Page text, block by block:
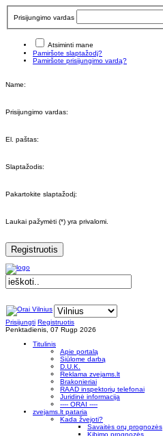
Prisijungimo vardas
Atsiminti mane
Pamiršote slaptažodį?
Pamiršote prisijungimo vardą?
Name:
Prisijungimo vardas:
El. paštas:
Slaptažodis:
Pakartokite slaptažodį:
Laukai pažymėti (*) yra privalomi.
Registruotis
Prisijungti Registruotis
Penktadienis, 07 Rugp 2026
Titulinis
Apie portalą
Siūlome darbą
D.U.K.
Reklama zvejams.lt
Brakonieriai
RAAD inspektorių telefonai
Juridinė informacija
---- ORAI ----
zvejams.lt pataria
Kada žvejoti?
Savaitės orų prognozės
Kibimo prognozės